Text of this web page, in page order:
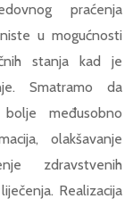
praćenja
u mogućnosti
stanja kad je
Smatramo da
međusobno
olakšavanje
zdravstvenih
Realizacija